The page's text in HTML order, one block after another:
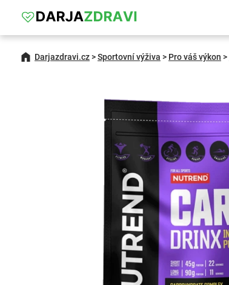
Darjazdravi.cz>Sportovní výživa > Pro váš výkon >